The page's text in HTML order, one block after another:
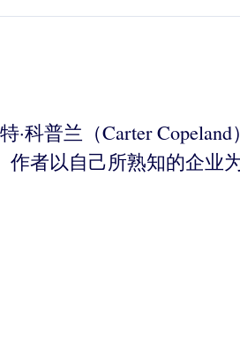
·科普兰（Carter
者以自己所熟知的企业